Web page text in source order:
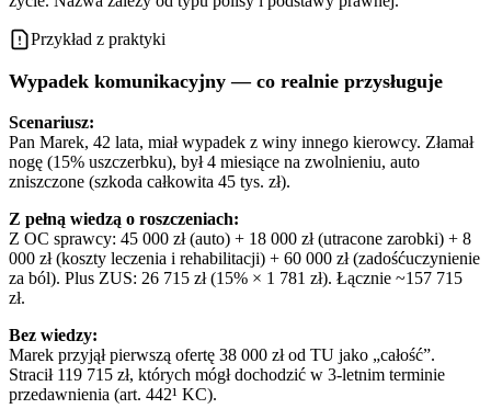
Przykład z praktyki
Wypadek komunikacyjny — co realnie przysługuje
Scenariusz:
Pan Marek, 42 lata, miał wypadek z winy innego kierowcy. Złamał
nogę (15% uszczerbku), był 4 miesiące na zwolnieniu, auto
zniszczone (szkoda całkowita 45 tys. zł).
Z pełną wiedzą o roszczeniach:
Z OC sprawcy: 45 000 zł (auto) + 18 000 zł (utracone zarobki) + 8
000 zł (koszty leczenia i rehabilitacji) + 60 000 zł (zadośćuczynienie
za ból). Plus ZUS: 26 715 zł (15% × 1 781 zł). Łącznie ~157 715
zł.
Bez wiedzy:
Marek przyjął pierwszą ofertę 38 000 zł od TU jako „całość”.
Stracił 119 715 zł, których mógł dochodzić w 3-letnim terminie
przedawnienia (art. 442¹ KC).